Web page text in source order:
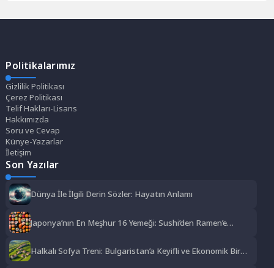
Politikalarımız
Gizlilik Politikası
Çerez Politikası
Telif Hakları-Lisans
Hakkımızda
Soru ve Cevap
Künye-Yazarlar
İletişim
Son Yazılar
Dünya İle İlgili Derin Sözler: Hayatın Anlamı
Japonya’nın En Meşhur 16 Yemeği: Sushi’den Ramen’e
Halkalı Sofya Treni: Bulgaristan’a Keyifli ve Ekonomik Bir